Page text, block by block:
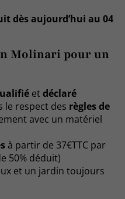
dès aujourd’hui au 04
Molinari pour un
etdéclaré
le respect des règles de
avec un matériel
à partir de 37€TTC par
50% déduit)
et un jardin toujours